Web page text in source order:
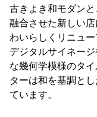
古きよき和モダン
融合させた新しい
わいらしくリニュー
デジタルサイネー
な幾何学模様のタ
ターは和を基調と
ています。